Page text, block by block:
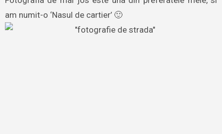
am numit-o ‘Nasul de cartier’ 🙂